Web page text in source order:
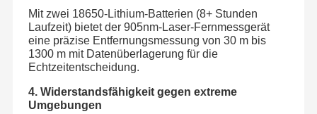
Mit zwei 18650-Lithium-Batterien (8+ Stunden
Laufzeit) bietet der 905nm-Laser-Fernmessgerät
eine präzise Entfernungsmessung von 30 m bis
1300 m mit Datenüberlagerung für die
Echtzeitentscheidung.
4. Widerstandsfähigkeit gegen extreme
Umgebungen